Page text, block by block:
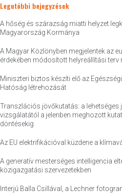
Legutóbbi bejegyzések
A hőség és szárazság miatti helyzet
Magyarország Kormánya
A Magyar Közlönyben megjelentek az
érdekében módosított helyreállítási terv
Miniszteri biztos készíti elő az
Hatóság létrehozását
Transzlációs jövőkutatás: a lehetséges
vizsgálatától a jelenben meghozott
döntésekig
Az EU elektrifikációval küzdene a
A generatív mesterséges intelligencia
közigazgatási szervezetekben
Interjú Balla Csillával, a Lechner